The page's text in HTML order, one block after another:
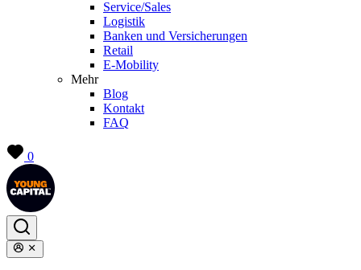
Service/Sales
Logistik
Banken und Versicherungen
Retail
E-Mobility
Mehr
Blog
Kontakt
FAQ
0